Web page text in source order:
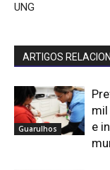
UNG
ARTIGOS
Guarulhos
e